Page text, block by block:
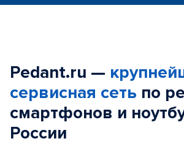
Pedant.ru —
сервисная сеть по
смартфонов и
России